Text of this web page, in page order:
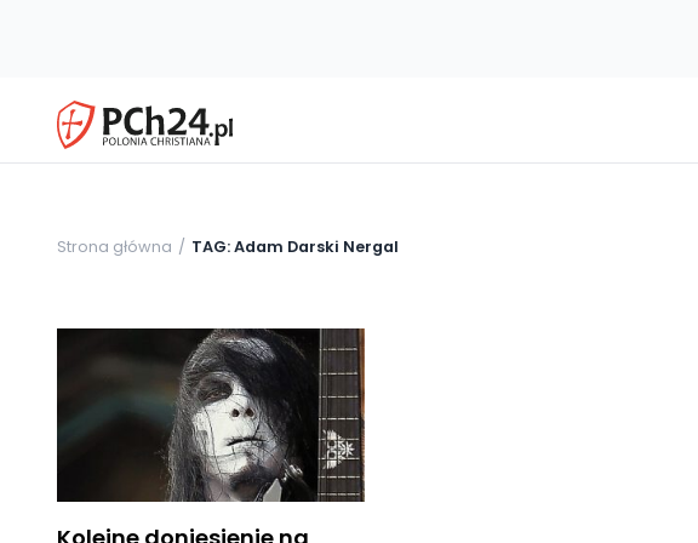
Strona główna TAG: Adam Darski Nergal